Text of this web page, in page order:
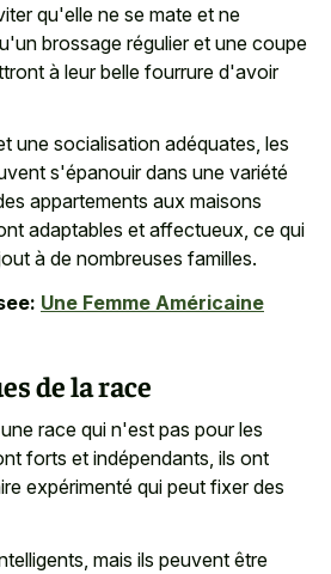
qu'elle ne se mate et ne
brossage régulier et une coupe
à leur belle fourrure d'avoir
une socialisation adéquates, les
s'épanouir dans une variété
appartements aux maisons
adaptables et affectueux, ce qui
à de nombreuses familles.
Une Femme Américaine
de la race
race qui n'est pas pour les
forts et indépendants, ils ont
expérimenté qui peut fixer des
mais ils peuvent être